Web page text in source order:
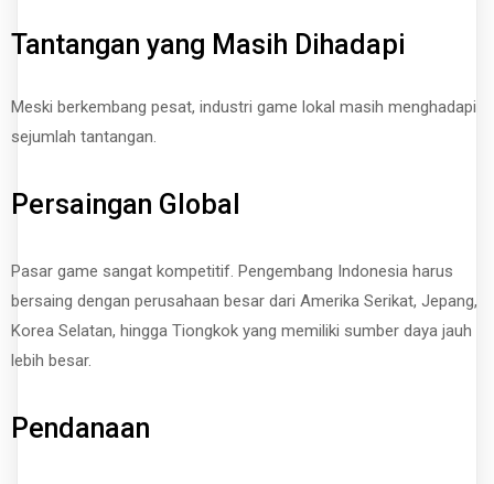
Tantangan yang Masih Dihadapi
Meski berkembang pesat, industri game lokal masih menghadapi
sejumlah tantangan.
Persaingan Global
Pasar game sangat kompetitif. Pengembang Indonesia harus
bersaing dengan perusahaan besar dari Amerika Serikat, Jepang,
Korea Selatan, hingga Tiongkok yang memiliki sumber daya jauh
lebih besar.
Pendanaan